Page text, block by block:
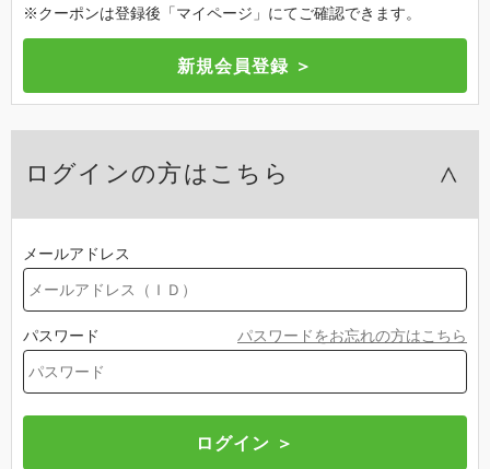
※クーポンは登録後「マイページ」にてご確認できます。
ログインの方はこちら
メールアドレス
パスワード パスワードをお忘れの方はこちら